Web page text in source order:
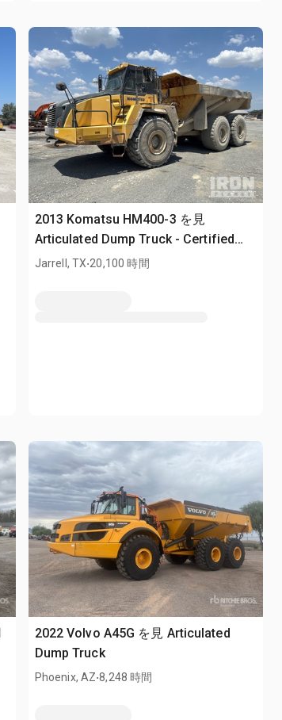
2013 Komatsu HM400-3 を見
Articulated Dump Truck - Certified
Rebuild
Jarrell, TX.20,100 時間
2022 Volvo A45G を見 Articulated
Dump Truck
Phoenix, AZ.8,248 時間